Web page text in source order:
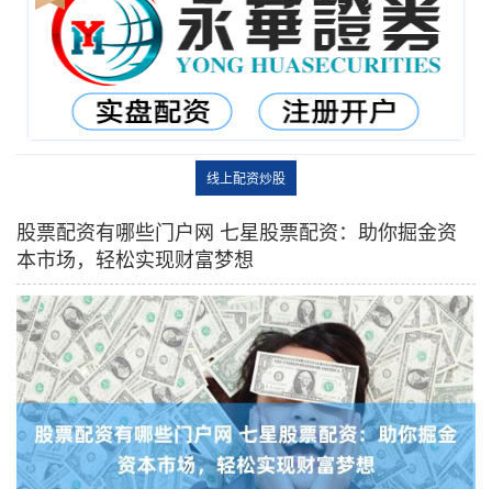
线上配资炒股
股票配资有哪些门户网 七星股票配资：助你掘金资
本市场，轻松实现财富梦想